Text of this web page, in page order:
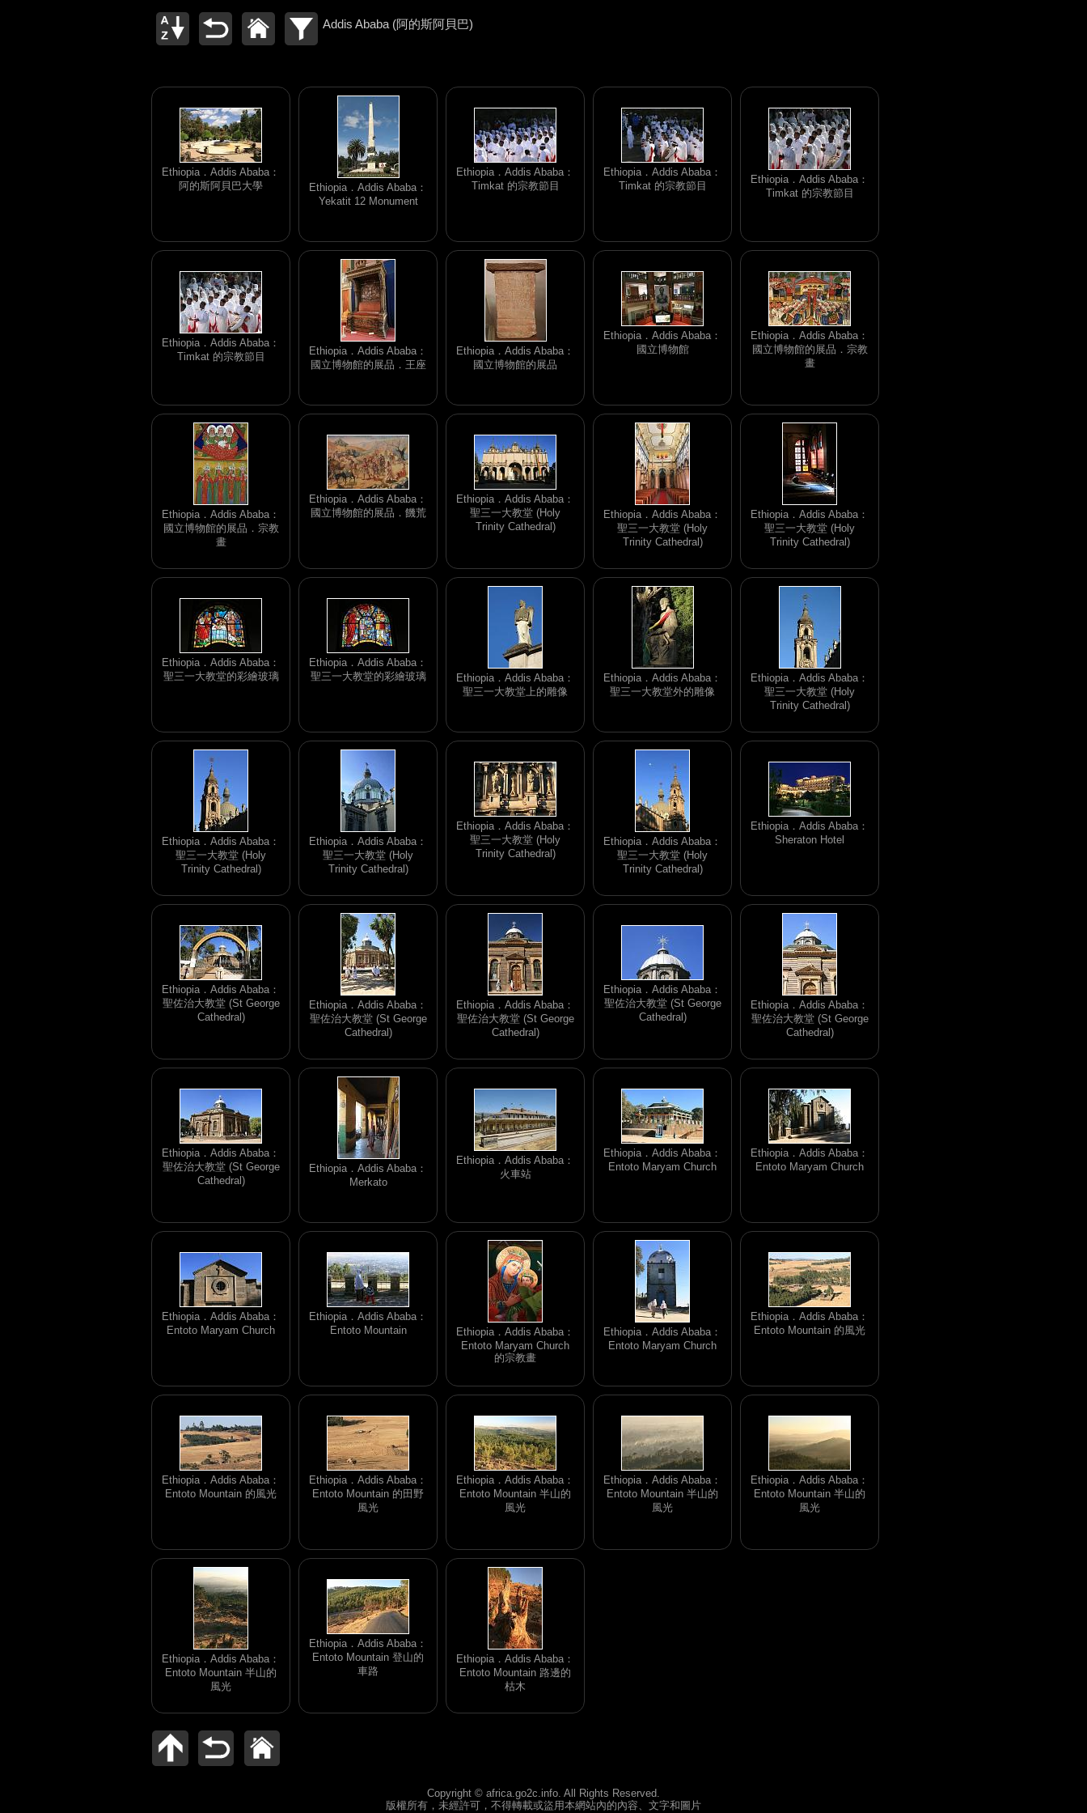
Addis Ababa (阿的斯阿貝巴)
Ethiopia．Addis Ababa：
阿的斯阿貝巴大學
Ethiopia．Addis Ababa：
Yekatit 12 Monument
Ethiopia．Addis Ababa：
Timkat 的宗教節目
Ethiopia．Addis Ababa：
Timkat 的宗教節目
Ethiopia．Addis Ababa：
Timkat 的宗教節目
Ethiopia．Addis Ababa：
Timkat 的宗教節目
Ethiopia．Addis Ababa：
國立博物館的展品．王座
Ethiopia．Addis Ababa：
國立博物館的展品
Ethiopia．Addis Ababa：
國立博物館
Ethiopia．Addis Ababa：
國立博物館的展品．宗教
畫
Ethiopia．Addis Ababa：
國立博物館的展品．宗教
畫
Ethiopia．Addis Ababa：
國立博物館的展品．饑荒
Ethiopia．Addis Ababa：
聖三一大教堂 (Holy
Trinity Cathedral)
Ethiopia．Addis Ababa：
聖三一大教堂 (Holy
Trinity Cathedral)
Ethiopia．Addis Ababa：
聖三一大教堂 (Holy
Trinity Cathedral)
Ethiopia．Addis Ababa：
聖三一大教堂的彩繪玻璃
Ethiopia．Addis Ababa：
聖三一大教堂的彩繪玻璃
Ethiopia．Addis Ababa：
聖三一大教堂上的雕像
Ethiopia．Addis Ababa：
聖三一大教堂外的雕像
Ethiopia．Addis Ababa：
聖三一大教堂 (Holy
Trinity Cathedral)
Ethiopia．Addis Ababa：
聖三一大教堂 (Holy
Trinity Cathedral)
Ethiopia．Addis Ababa：
聖三一大教堂 (Holy
Trinity Cathedral)
Ethiopia．Addis Ababa：
聖三一大教堂 (Holy
Trinity Cathedral)
Ethiopia．Addis Ababa：
聖三一大教堂 (Holy
Trinity Cathedral)
Ethiopia．Addis Ababa：
Sheraton Hotel
Ethiopia．Addis Ababa：
聖佐治大教堂 (St George
Cathedral)
Ethiopia．Addis Ababa：
聖佐治大教堂 (St George
Cathedral)
Ethiopia．Addis Ababa：
聖佐治大教堂 (St George
Cathedral)
Ethiopia．Addis Ababa：
聖佐治大教堂 (St George
Cathedral)
Ethiopia．Addis Ababa：
聖佐治大教堂 (St George
Cathedral)
Ethiopia．Addis Ababa：
聖佐治大教堂 (St George
Cathedral)
Ethiopia．Addis Ababa：
Merkato
Ethiopia．Addis Ababa：
火車站
Ethiopia．Addis Ababa：
Entoto Maryam Church
Ethiopia．Addis Ababa：
Entoto Maryam Church
Ethiopia．Addis Ababa：
Entoto Maryam Church
Ethiopia．Addis Ababa：
Entoto Mountain
Ethiopia．Addis Ababa：
Entoto Maryam Church
的宗教畫
Ethiopia．Addis Ababa：
Entoto Maryam Church
Ethiopia．Addis Ababa：
Entoto Mountain 的風光
Ethiopia．Addis Ababa：
Entoto Mountain 的風光
Ethiopia．Addis Ababa：
Entoto Mountain 的田野
風光
Ethiopia．Addis Ababa：
Entoto Mountain 半山的
風光
Ethiopia．Addis Ababa：
Entoto Mountain 半山的
風光
Ethiopia．Addis Ababa：
Entoto Mountain 半山的
風光
Ethiopia．Addis Ababa：
Entoto Mountain 半山的
風光
Ethiopia．Addis Ababa：
Entoto Mountain 登山的
車路
Ethiopia．Addis Ababa：
Entoto Mountain 路邊的
枯木
Copyright © africa.go2c.info. All Rights Reserved.
版權所有，未經許可，不得轉載或盜用本網站內的內容、文字和圖片